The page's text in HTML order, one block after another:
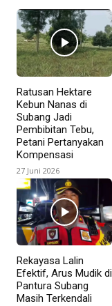
Ratusan Hektare
Kebun Nanas di
Subang Jadi
Pembibitan Tebu,
Petani Pertanyakan
Kompensasi
27 Juni 2026
Rekayasa Lalin
Efektif, Arus Mudik di
Pantura Subang
Masih Terkendali